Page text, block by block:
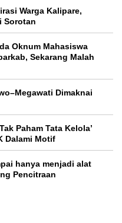
Warga Kalipare,
Sorotan
Oknum Mahasiswa
Sekarang Malah
Dimaknai
Paham Tata Kelola’
Dalami Motif
hanya menjadi alat
Pencitraan